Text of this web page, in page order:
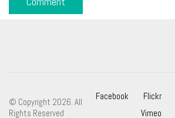
Facebook Flickr
Vimeo
© Copyright 2026. All
Rights Reserved